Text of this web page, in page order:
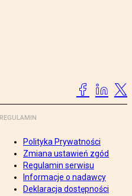
REGULAMIN
Polityka Prywatności
Zmiana ustawień zgód
Regulamin serwisu
Informacje o nadawcy
Deklaracja dostępności